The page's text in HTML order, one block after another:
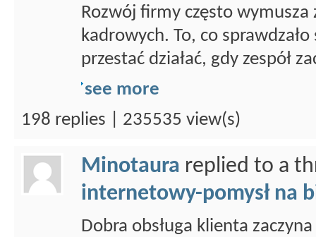
Rozwój firmy często
kadrowych. To, co
przestać działać, gdy zespół
see more
198 replies | 235535 view(s)
Minotaura replied to a
internetowy-pomysł na
Dobra obsługa klienta